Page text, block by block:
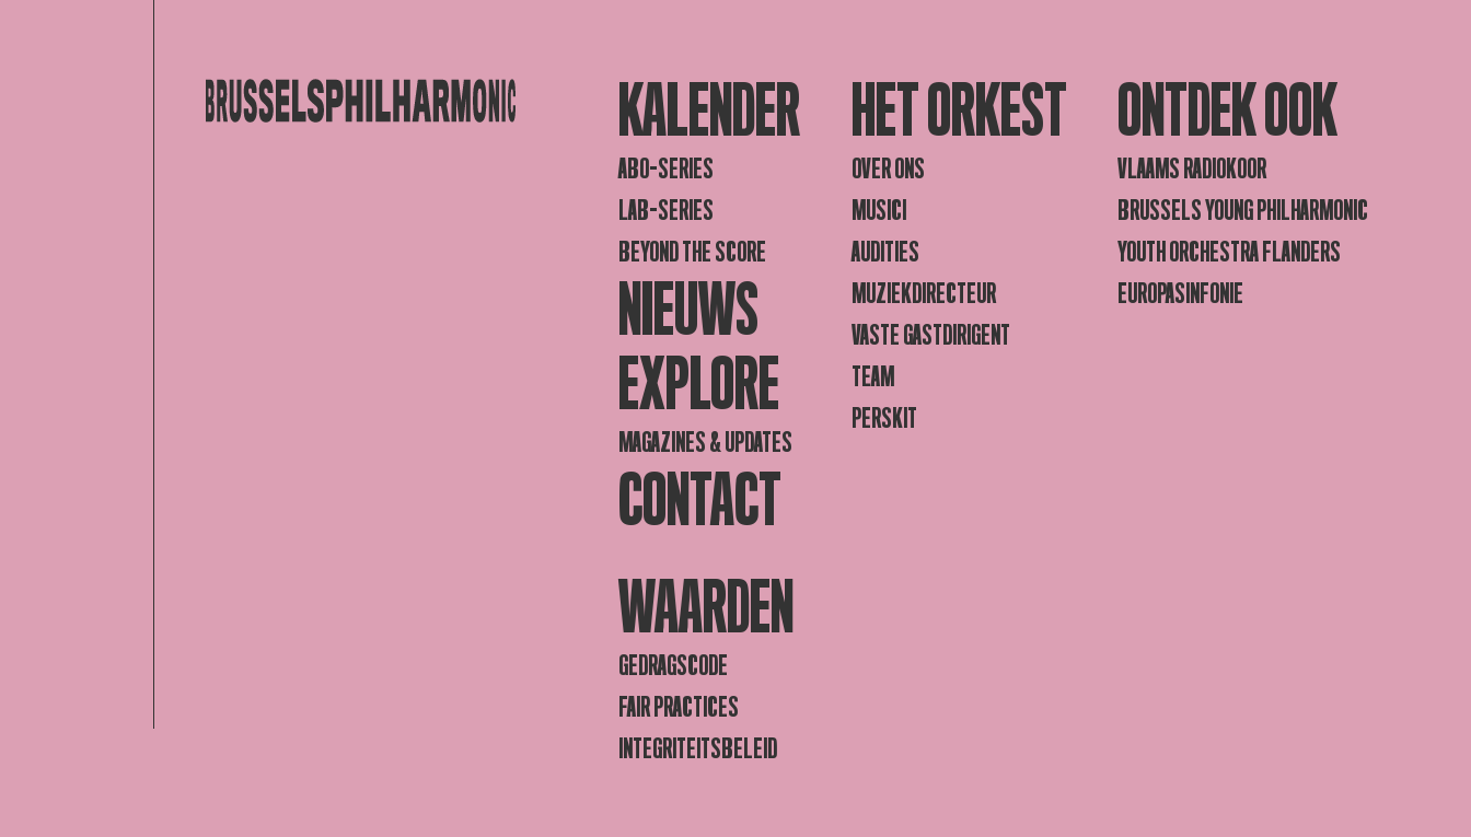
KALENDER
ABO-SERIES
LAB-SERIES
BEYOND THE SCORE
NIEUWS
EXPLORE
MAGAZINES & UPDATES
CONTACT
HET ORKEST
OVER ONS
MUSICI
AUDITIES
MUZIEKDIRECTEUR
VASTE GASTDIRIGENT
TEAM
PERSKIT
ONTDEK OOK
VLAAMS RADIOKOOR
BRUSSELS YOUNG PHILHARMONIC
YOUTH ORCHESTRA FLANDERS
EUROPASINFONIE
WAARDEN
GEDRAGSCODE
FAIR PRACTICES
INTEGRITEITSBELEID